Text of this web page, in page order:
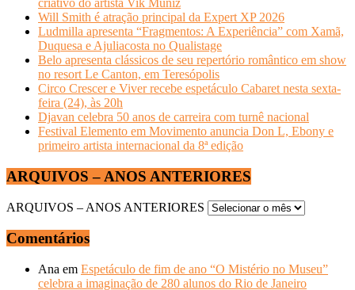
criativo do artista Vik Muniz
Will Smith é atração principal da Expert XP 2026
Ludmilla apresenta “Fragmentos: A Experiência” com Xamã,
Duquesa e Ajuliacosta no Qualistage
Belo apresenta clássicos de seu repertório romântico em show
no resort Le Canton, em Teresópolis
Circo Crescer e Viver recebe espetáculo Cabaret nesta sexta-
feira (24), às 20h
Djavan celebra 50 anos de carreira com turnê nacional
Festival Elemento em Movimento anuncia Don L, Ebony e
primeiro artista internacional da 8ª edição
ARQUIVOS – ANOS ANTERIORES
ARQUIVOS – ANOS ANTERIORES
Comentários
Ana em Espetáculo de fim de ano “O Mistério no Museu”
celebra a imaginação de 280 alunos do Rio de Janeiro